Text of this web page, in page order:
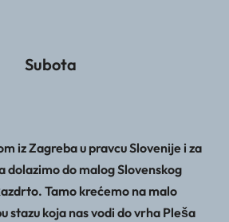
Subota
iz Zagreba u pravcu Slovenije i za
dolazimo do malog Slovenskog
Tamo krećemo na malo
stazu koja nas vodi do vrha Pleša